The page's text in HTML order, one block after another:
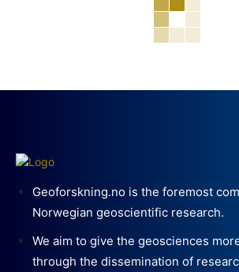
Geoforskning.no is the foremost
Norwegian geoscientific research.
We aim to give the geosciences
through the dissemination of